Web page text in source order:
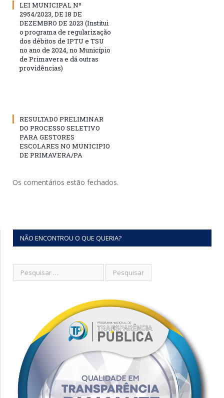
LEI MUNICIPAL Nº
2954/2023, DE 18 DE
DEZEMBRO DE 2023 (Institui
o programa de regularização
dos débitos de IPTU e TSU
no ano de 2024, no Município
de Primavera e dá outras
providências)
RESULTADO PRELIMINAR
DO PROCESSO SELETIVO
PARA GESTORES
ESCOLARES NO MUNICIPIO
DE PRIMAVERA/PA
Os comentários estão fechados.
NÃO ENCONTROU O QUE QUERIA?